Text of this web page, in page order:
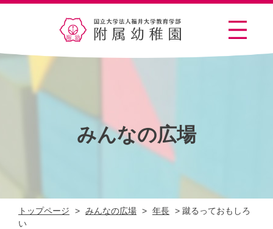
みんなの広場
トップページ > みんなの広場 > 年長 > 蹴るっておもしろ
い